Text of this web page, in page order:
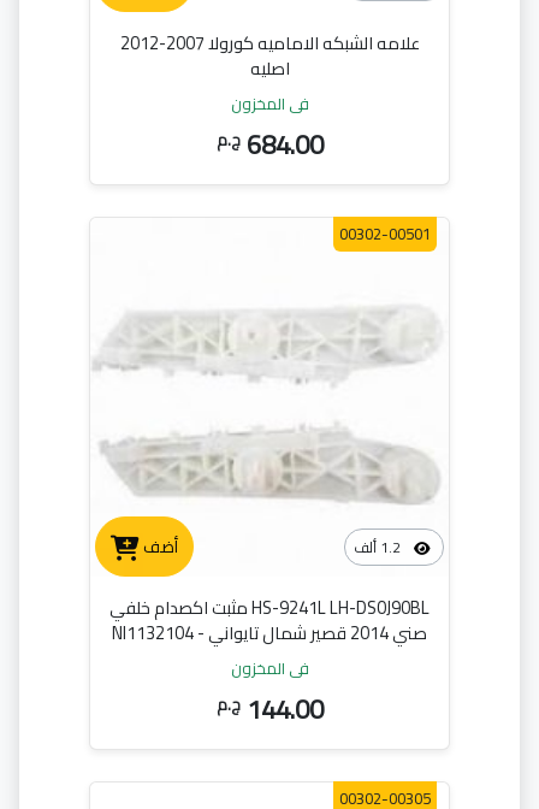
علامه الشبكه الاماميه كورولا 2007-2012
اصليه
في المخزون
684.00 ج.م
أضف
00302-00501
HS-9241L LH-DS0J90BL مثبت اكصدام خلفي
صني 2014 قصير شمال تايواني - NI1132104
في المخزون
144.00 ج.م
00302-00305